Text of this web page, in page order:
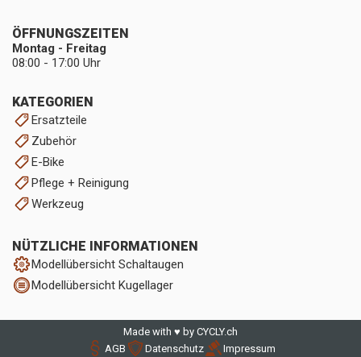
KATEGORIEN
Ersatzteile
Zubehör
E-Bike
Pflege + Reinigung
Werkzeug
NÜTZLICHE INFORMATIONEN
Modellübersicht Schaltaugen
Modellübersicht Kugellager
ÖFFNUNGSZEITEN
Montag - Freitag
08:00 - 17:00 Uhr
Made with ♥ by CYCLY.ch
AGB
Datenschutz Impressum